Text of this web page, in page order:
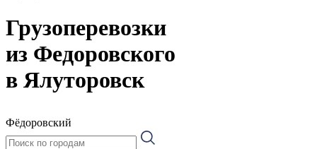
Грузоперевозки
из Федоровского
в Ялуторовск
Фёдоровский